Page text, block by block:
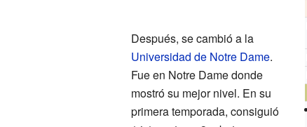
Después, se cambió a la
Universidad de Notre Dame.
Fue en Notre Dame donde
mostró su mejor nivel. En su
primera temporada, consiguió